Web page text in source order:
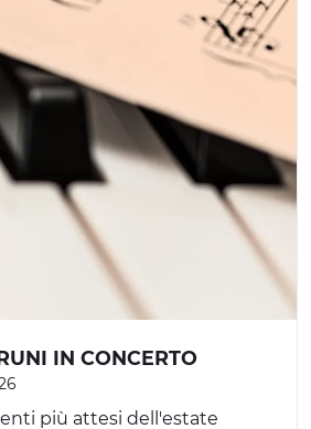
IN CONCERTO
più attesi dell'estate